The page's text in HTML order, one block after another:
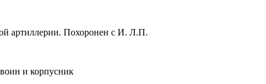
артиллерии. Похоронен с И. Л.П.
и корпусник